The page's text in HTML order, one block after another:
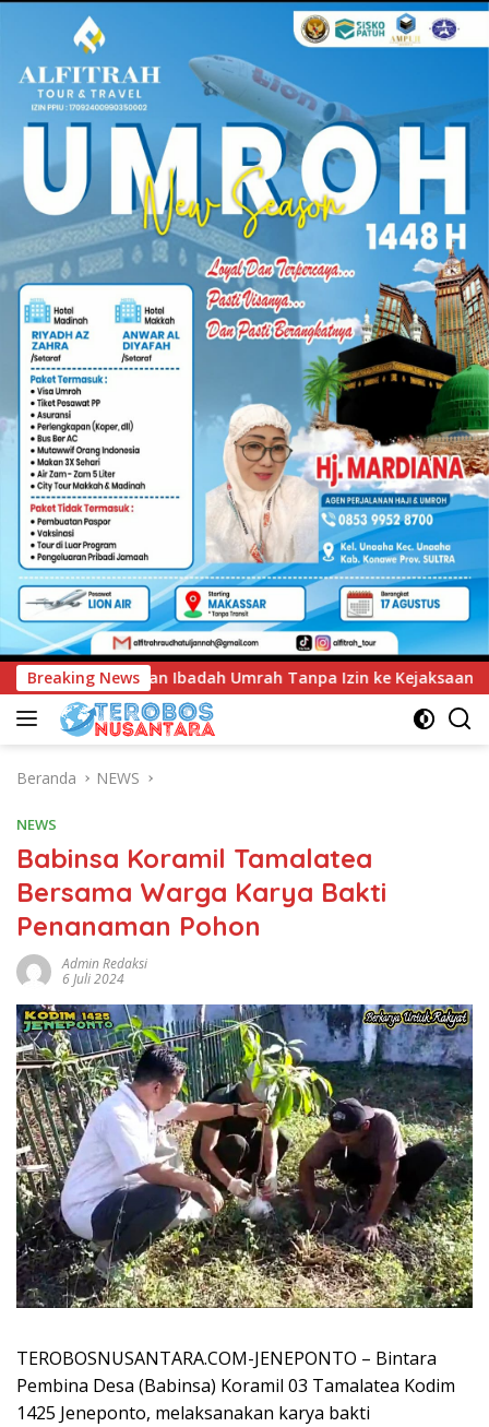
Breaking News
Tanpa Izin ke Kejaksaan UNIMEN Tambah
Beranda NEWS
NEWS
Babinsa Koramil Tamalatea
Bersama Warga Karya Bakti
Penanaman Pohon
Admin Redaksi
6 Juli 2024
TEROBOSNUSANTARA.COM-JENEPONTO – Bintara
Pembina Desa (Babinsa) Koramil 03 Tamalatea Kodim
1425 Jeneponto, melaksanakan karya bakti